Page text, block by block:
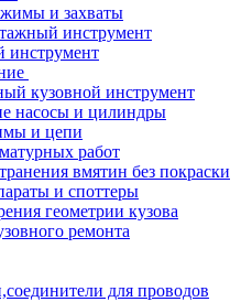
и захваты
инструмент
инструмент
кузовной инструмент
насосы и цилиндры
и цепи
работ
вмятин без покраски
и споттеры
геометрии кузова
ремонта
для проводов